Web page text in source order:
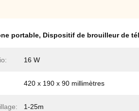
portable, Dispositif de brouilleur de
16 W
420 x 190 x 90 millimètres
1-25m